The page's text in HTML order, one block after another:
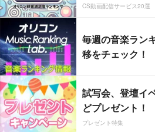
CS動画配信サービス20選
毎週の音楽ラン
移をチェック！
試写会、登壇イ
どプレゼント！
プレゼント特集